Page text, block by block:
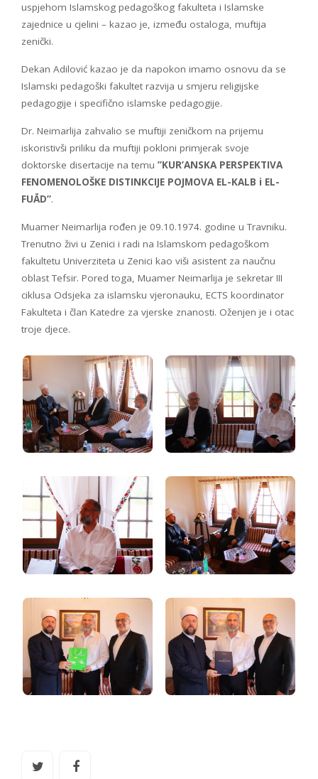
uspjehom Islamskog pedagoškog fakulteta i Islamske
zajednice u cjelini – kazao je, između ostaloga, muftija
zenički.
Dekan Adilović kazao je da napokon imamo osnovu da se
Islamski pedagoški fakultet razvija u smjeru religijske
pedagogije i specifično islamske pedagogije.
Dr. Neimarlija zahvalio se muftiji zeničkom na prijemu
iskoristivši priliku da muftiji pokloni primjerak svoje
doktorske disertacije na temu ”KUR’ANSKA PERSPEKTIVA
FENOMENOLOŠKE DISTINKCIJE POJMOVA EL-KALB i EL-
FUĀD”.
Muamer Neimarlija rođen je 09.10.1974. godine u Travniku.
Trenutno živi u Zenici i radi na Islamskom pedagoškom
fakultetu Univerziteta u Zenici kao viši asistent za naučnu
oblast Tefsir. Pored toga, Muamer Neimarlija je sekretar III
ciklusa Odsjeka za islamsku vjeronauku, ECTS koordinator
Fakulteta i član Katedre za vjerske znanosti. Oženjen je i otac
troje djece.